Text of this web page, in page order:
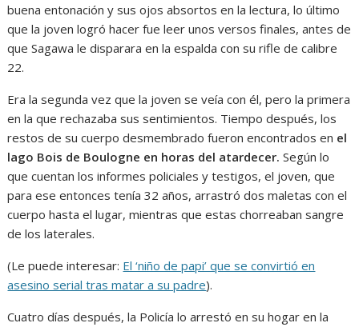
buena entonación y sus ojos absortos en la lectura, lo último
que la joven logró hacer fue leer unos versos finales, antes de
que Sagawa le disparara en la espalda con su rifle de calibre
22.
Era la segunda vez que la joven se veía con él, pero la primera
en la que rechazaba sus sentimientos. Tiempo después, los
restos de su cuerpo desmembrado fueron encontrados en el
lago Bois de Boulogne en horas del atardecer. Según lo
que cuentan los informes policiales y testigos, el joven, que
para ese entonces tenía 32 años, arrastró dos maletas con el
cuerpo hasta el lugar, mientras que estas chorreaban sangre
de los laterales.
(Le puede interesar: El ‘niño de papi’ que se convirtió en
asesino serial tras matar a su padre).
Cuatro días después, la Policía lo arrestó en su hogar en la